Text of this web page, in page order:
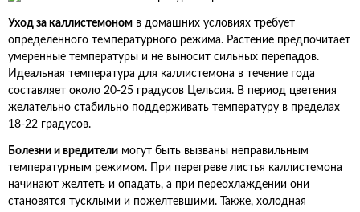
Уход за каллистемоном в домашних условиях требует
определенного температурного режима. Растение предпочитает
умеренные температуры и не выносит сильных перепадов.
Идеальная температура для каллистемона в течение года
составляет около 20-25 градусов Цельсия. В период цветения
желательно стабильно поддерживать температуру в пределах
18-22 градусов.
Болезни и вредители могут быть вызваны неправильным
температурным режимом. При перегреве листья каллистемона
начинают желтеть и опадать, а при переохлаждении они
становятся тусклыми и пожелтевшими. Также, холодная